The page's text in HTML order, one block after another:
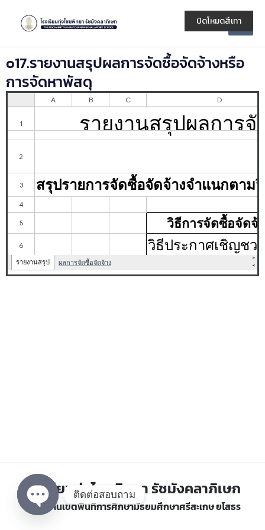
content
Main
o17.รายงานสรุปผลการจัดซื้อจัดจ้างหรือ
การจัดหาพัสดุ
โรงเรียนทุ่งไชยพิทยา รัชมังคลาภิเษก
สำนักงานเขตพื้นที่การศึกษามัธยมศึกษาศรีสะเกษ ยโสธร
ปิดโหมดสีเทา
ติดต่อสอบถาม
Open chaty